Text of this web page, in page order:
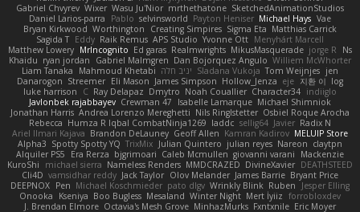
Gabriel Chvyrev Wixer Wasu Ju'Nior mrthethatone SketchedAnimationStudios
Daniel Larios-parra
Pablo selvinsworld Payton Heniser Michael Hays Vae
Bryan Kirkwood Worthington Creating Simpires Sigma Eta Matthias Carrick
Sagida T Eddy Raik Remus APS Studio Yvonne Ott Menyhárt Marcell
Matthew Lowery MrIncognito Ed garas Realmwrights MikusMasquerade jorge R
Ns
Khaidu ryan jordan Gabriel Malmgren Dan Bojorquez Angulo Williem McWhorter
Liam Tanaka
Mahmoud Khetabi יניב חלה Sladana Vukoja Tom Weijnjes jen
Danarogon Streemer Eli Mason James Simpson Hollow_Jenza eje 지환 이 log
luke harrison
C Ray Delapaz Dmytro Noah Couallier Character34 indiiglo
Javlonbek rajabbayev Crewman 47 Isabelle Lamarque Michael Shimniok
Jonathan Harris Andrea Lorenzo Mereghetti Nils Ringlstetter Osbiel Roque Arocha
Rebecca Humza R Iqbal CombatNinja1269 laddc sellig64 Javier Radix N
Ariel Ilmari Kajava Brandon DeLauney Geoff Allen Kamran Kadirov MELUIP Store
Alpha3 Spotty Spotty YQ TrixMix Julian Quintero julian reyes Nareon claytpn
Alquiler PS5
Era Rerza bjgrimoari Caleb Mcmullen giovanni varani
Mackenzie
KuroShi
michael sierra Nameless Renders MMDCRAZED DivineXavier DEATHSTEED
Cli4D vamsidhar reddy Jack Taylor Olov Melander James Barrie Bryant Price
DEEPNOX Pen Michael Koschmieder pato dlgv Wrinkly Blink Ruben
Jesper Elling
Onooka
Kseniya Boo Bugless Mesaland Winter Night Mert İyiiz forrobloxdev
J. Brendan Elmore Octavia's Mesh Grove MinhazMurks Fxntxnile Eric Moyer